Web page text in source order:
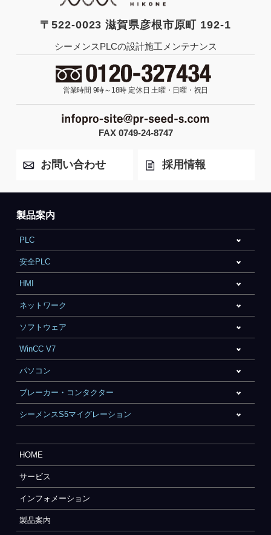
〒522-0023 滋賀県彦根市原町 192-1
シーメンスPLCの設計施工メンテナンス
営業時間 9時～18時 定休日 土曜・日曜・祝日
FAX 0749-24-8747
お問い合わせ 採用情報
製品案内
PLC
安全PLC
HMI
ネットワーク
ソフトウェア
WinCC V7
パソコン
ブレーカー・コンタクター
シーメンスS5マイグレーション
HOME
サービス
インフォメーション
製品案内